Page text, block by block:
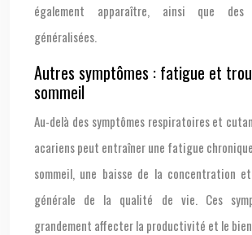
également apparaître, ainsi que des
généralisées.
Autres symptômes : fatigue et
sommeil
Au-delà des symptômes respiratoires et
acariens peut entraîner une fatigue
sommeil, une baisse de la concentration
générale de la qualité de vie. Ces
grandement affecter la productivité et le